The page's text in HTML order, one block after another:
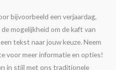
bijvoorbeeld een verjaardag,
mogelijkheid om de kaft van
tekst naar jouw keuze. Neem
voor meer informatie en opties!
in stijl met ons traditionele